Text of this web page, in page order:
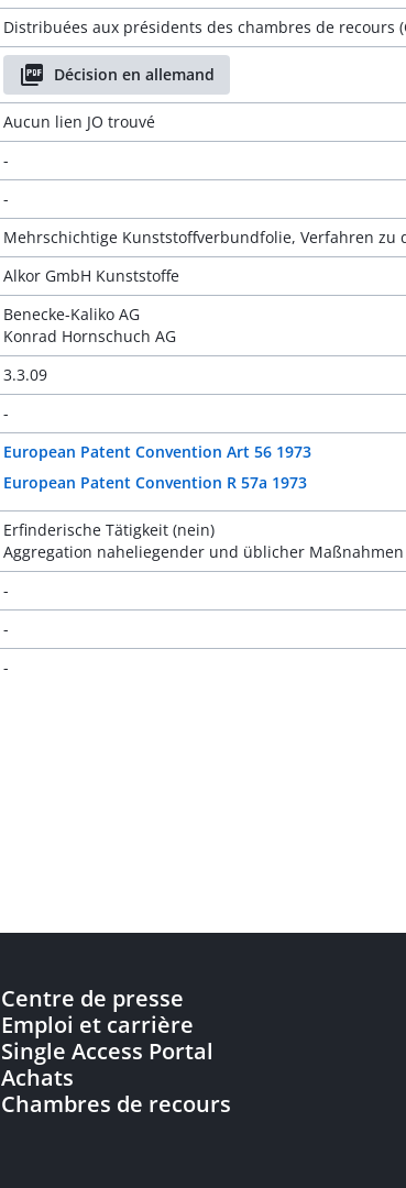
Distribuées aux présidents des chambres de recours
Décision en allemand
Aucun lien JO trouvé
-
-
Mehrschichtige Kunststoffverbundfolie, Verfahren zu
Alkor GmbH Kunststoffe
Benecke-Kaliko AG
Konrad Hornschuch AG
3.3.09
-
European Patent Convention Art 56 1973
European Patent Convention R 57a 1973
Erfinderische Tätigkeit (nein)
Aggregation naheliegender und üblicher Maßnahmen
-
-
-
Centre de presse
Emploi et carrière
Single Access Portal
Achats
Chambres de recours